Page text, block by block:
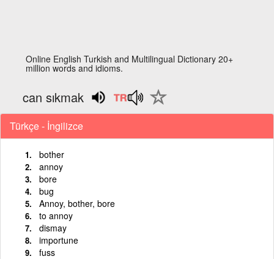
Online English Turkish and Multilingual Dictionary 20+
million words and idioms.
can sıkmak
Türkçe - İngilizce
bother
annoy
bore
bug
Annoy, bother, bore
to annoy
dismay
importune
fuss